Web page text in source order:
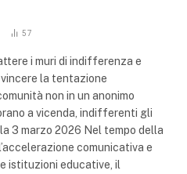
57
i muri di indifferenza e
la tentazione
non in un anonimo
a vicenda, indifferenti gli
3 marzo 2026 Nel tempo della
comunicativa e
istituzioni educative, il